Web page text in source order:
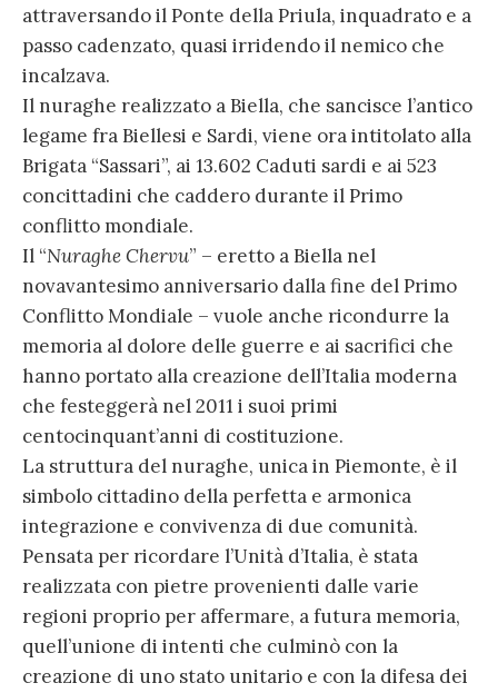
attraversando il Ponte della Priula, inquadrato e a
passo cadenzato, quasi irridendo il nemico che
incalzava.
Il nuraghe realizzato a Biella, che sancisce l’antico
legame fra Biellesi e Sardi, viene ora intitolato alla
Brigata “Sassari”, ai 13.602 Caduti sardi e ai 523
concittadini che caddero durante il Primo
conflitto mondiale.
Il “Nuraghe Chervu” – eretto a Biella nel
novavantesimo anniversario dalla fine del Primo
Conflitto Mondiale – vuole anche ricondurre la
memoria al dolore delle guerre e ai sacrifici che
hanno portato alla creazione dell’Italia moderna
che festeggerà nel 2011 i suoi primi
centocinquant’anni di costituzione.
La struttura del nuraghe, unica in Piemonte, è il
simbolo cittadino della perfetta e armonica
integrazione e convivenza di due comunità.
Pensata per ricordare l’Unità d’Italia, è stata
realizzata con pietre provenienti dalle varie
regioni proprio per affermare, a futura memoria,
quell’unione di intenti che culminò con la
creazione di uno stato unitario e con la difesa dei